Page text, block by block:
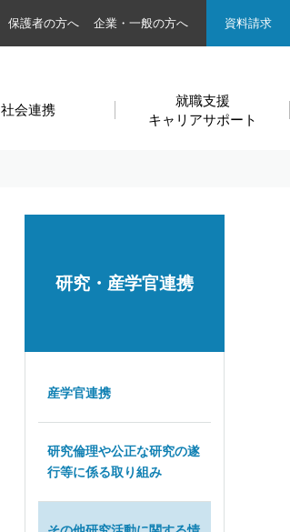
社会連携
就職支援
キャリアサポート
保護者の方へ 企業・一般の方へ 資料請求
研究・産学官連携
産学官連携
研究倫理や公正な研究の遂
行等に係る取り組み